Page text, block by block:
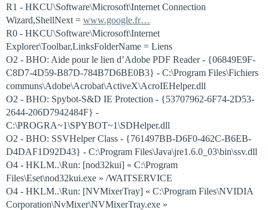
R1 - HKCU\Software\Microsoft\Internet Connection
Wizard,ShellNext = www.google.fr…
R0 - HKCU\Software\Microsoft\Internet
Explorer\Toolbar,LinksFolderName = Liens
O2 - BHO: Aide pour le lien d’Adobe PDF Reader - {06849E9F-
C8D7-4D59-B87D-784B7D6BE0B3} - C:\Program Files\Fichiers
communs\Adobe\Acrobat\ActiveX\AcroIEHelper.dll
O2 - BHO: Spybot-S&D IE Protection - {53707962-6F74-2D53-
2644-206D7942484F} -
C:\PROGRA~1\SPYBOT~1\SDHelper.dll
O2 - BHO: SSVHelper Class - {761497BB-D6F0-462C-B6EB-
D4DAF1D92D43} - C:\Program Files\Java\jre1.6.0_03\bin\ssv.dll
O4 - HKLM..\Run: [nod32kui] « C:\Program
Files\Eset\nod32kui.exe » /WAITSERVICE
O4 - HKLM..\Run: [NVMixerTray] « C:\Program Files\NVIDIA
Corporation\NvMixer\NVMixerTray.exe »